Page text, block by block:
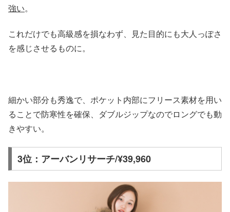
強い。
これだけでも高級感を損なわず、見た目的にも大人っぽさ
を感じさせるものに。
細かい部分も秀逸で、ポケット内部にフリース素材を用い
ることで防寒性を確保、ダブルジップなのでロングでも動
きやすい。
3位：アーバンリサーチ/¥39,960